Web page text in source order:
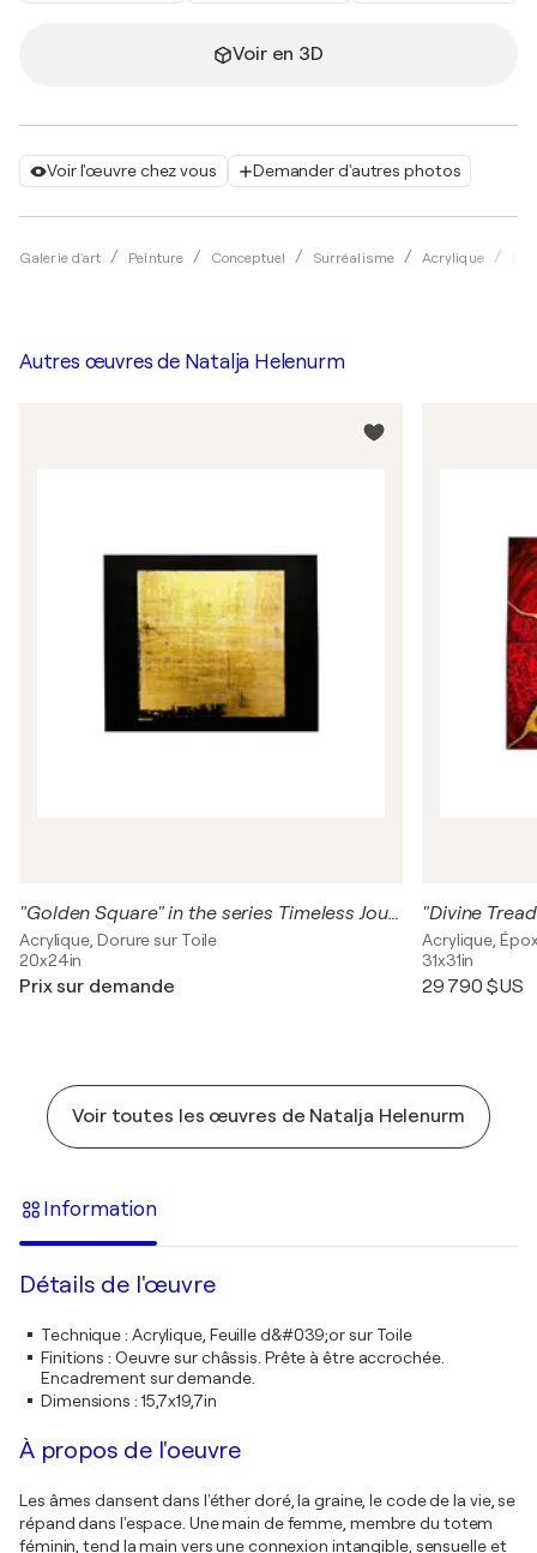
Voir l'œuvre chez vous Demander d'autres photos
Galerie d'art Peinture Conceptuel Surréalisme Acrylique
Voir en 3D
Autres œuvres de Natalja Helenurm
"Golden Square" in the series Timeless Journey
Acrylique, Dorure sur Toile
20x24in
Prix sur demande
Acrylique,
31x31in
29 790 $US
Voir toutes les œuvres de Natalja Helenurm
Information
Détails de l'œuvre
Technique: Acrylique, Feuille d&#039;or sur Toile
Finitions : Oeuvre sur châssis. Prête à être accrochée.
Encadrement sur demande.
Dimensions : 15,7x19,7in
À propos de l'oeuvre
Les âmes dansent dans l'éther doré, la graine, le code de la vie, se
répand dans l'espace. Une main de femme, membre du totem
féminin, tend la main vers une connexion intangible, sensuelle et